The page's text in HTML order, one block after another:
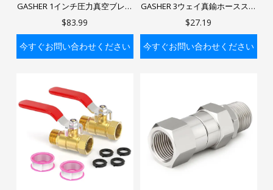
GASHER 1インチ圧力真空ブレー
カーアセンブリ 1-720A用、真鍮
テム用最大400 PSIバックサイフ
$83.99
今すぐお問い合わせください
GASHER 3ウェイ真鍮ホーススプ
リッター 3/4インチGHT真鍮ホー
ンドル付き
$27.19
今すぐお問い合わせください